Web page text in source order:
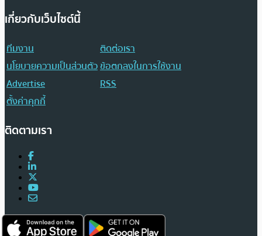
เกี่ยวกับเว็บไซต์นี้
ทีมงาน
ติดต่อเรา
นโยบายความเป็นส่วนตัวข้อตกลงในการใช้งาน
Advertise
RSS
ตั้งค่าคุกกี้
ติดตามเรา